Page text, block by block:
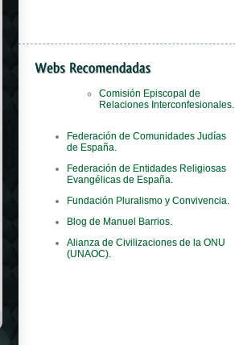
Comisión Episcopal de
Relaciones Interconfesionales.
del marchio ad adottare questo concept
innovativo.
Federación de Comunidades Judías
de España.
Federación de Entidades Religiosas
Evangélicas de España.
Fundación Pluralismo y Convivencia.
Blog de Manuel Barrios.
Alianza de Civilizaciones de la ONU
(UNAOC).